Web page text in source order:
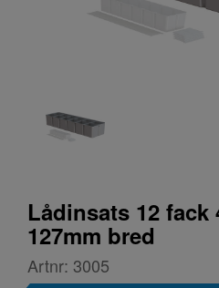
Lådinsats 12 fack
127mm bred
Artnr: 3005